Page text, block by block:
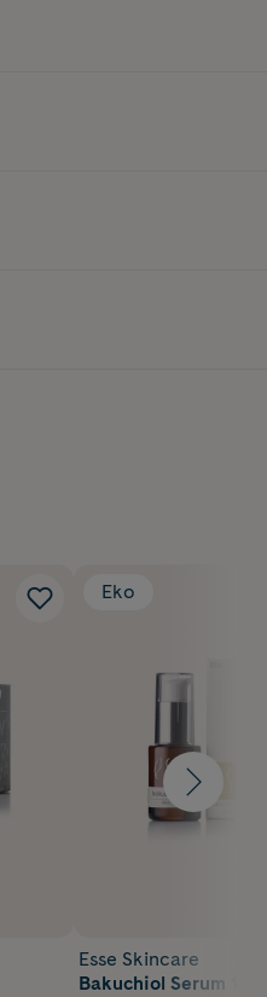
Eko
Esse Skincare
Bakuchiol Serum 15